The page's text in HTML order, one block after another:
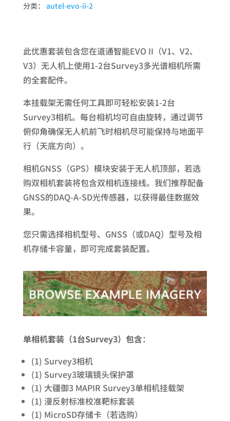
分类： autel-evo-ii-2
此优惠套装包含您在道通智能EVO II（V1、V2、
V3）无人机上使用1-2台Survey3多光谱相机所需
的全套配件。
本挂载架无需任何工具即可轻松安装1-2台
Survey3相机。每台相机均可自由旋转，通过调节
俯仰角确保无人机前飞时相机尽可能保持与地面平
行（天底方向）。
相机GNSS（GPS）模块安装于无人机顶部，若选
购双相机套装将包含双相机连接线。我们推荐配备
GNSS的DAQ-A-SD光传感器，以获得最佳数据效
果。
您只需选择相机型号、GNSS（或DAQ）型号及相
机存储卡容量，即可完成套装配置。
单相机套装（1台Survey3）包含：
(1) Survey3相机
(1) Survey3玻璃镜头保护罩
(1) 大疆御3 MAPIR Survey3单相机挂载架
(1) 漫反射标准校准靶标套装
(1) MicroSD存储卡（若选购）